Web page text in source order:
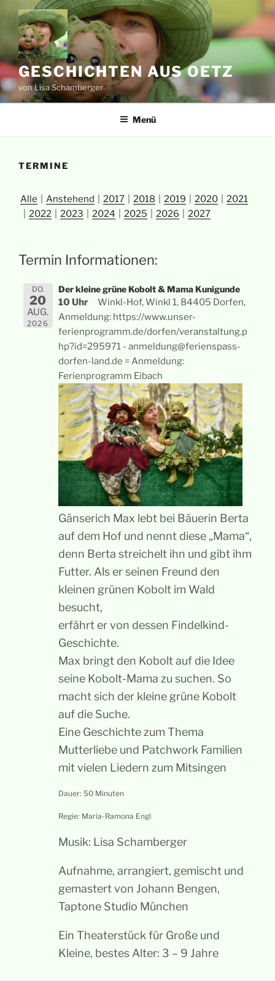
Zum
Inhalt
springen
GESCHICHTEN AUS OETZ
von Lisa Schamberger
Menü
TERMINE
Alle Anstehend 2017 2018 2019 2020
2021
2022
2023 2024 2025 2026 2027
Termin Informationen:
DO.
20
AUG.
2026
Der kleine grüne Kobolt & Mama Kunigunde
10 Uhr
Winkl-Hof, Winkl 1, 84405 Dorfen,
Anmeldung: https://www.unser-
ferienprogramm.de/dorfen/veranstaltung.p
hp?id=295971 - anmeldung@ferienspass-
dorfen-land.de = Anmeldung:
Ferienprogramm Eibach
Gänserich Max lebt bei Bäuerin Berta
auf dem Hof und nennt diese „Mama“,
denn Berta streichelt ihn und gibt ihm
Futter. Als er seinen Freund den
kleinen grünen Kobolt im Wald
besucht,
erfährt er von dessen Findelkind-
Geschichte.
Max bringt den Kobolt auf die Idee
seine Kobolt-Mama zu suchen. So
macht sich der kleine grüne Kobolt
auf die Suche.
Eine Geschichte zum Thema
Mutterliebe und Patchwork Familien
mit vielen Liedern zum Mitsingen
Dauer: 50 Minuten
Regie: Maria-Ramona Engl
Musik: Lisa Schamberger
Aufnahme, arrangiert, gemischt und
gemastert von Johann Bengen,
Taptone Studio München
Ein Theaterstück für Große und
Kleine, bestes Alter: 3 – 9 Jahre